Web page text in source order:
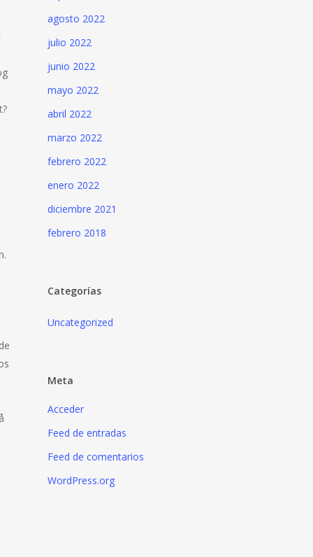
agosto 2022
julio 2022
junio 2022
mayo 2022
abril 2022
marzo 2022
febrero 2022
enero 2022
diciembre 2021
febrero 2018
Categorías
Uncategorized
Meta
Acceder
Feed de entradas
Feed de comentarios
WordPress.org